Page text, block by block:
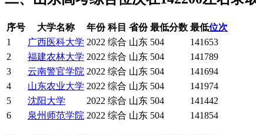
序号 大学名称 年份 科目 省份 最低分数 最低位次
1
广西医科大学 2022 综合 山东 504
141653
2
福建农林大学 2022 综合 山东 504
141789
3
云南警官学院 2022 综合 山东 504
141694
4
山东农业大学 2022 综合 山东 504
141974
5
沈阳大学 2022 综合 山东 504
141442
6
泉州师范学院 2022 综合 山东 504 141854